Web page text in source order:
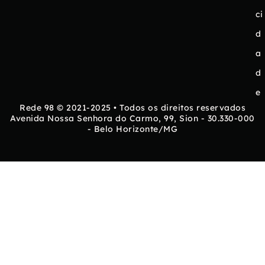
ci
d
a
d
e
Rede 98 © 2021-2025 • Todos os direitos reservados
Avenida Nossa Senhora do Carmo, 99, Sion - 30.330-000
- Belo Horizonte/MG